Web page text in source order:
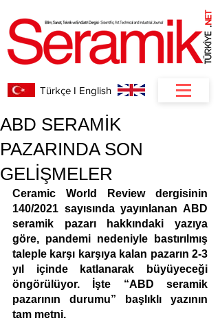
.
NET
Türkçe I English
ABD SERAMİK
PAZARINDA SON
GELİŞMELER
Ceramic World Review dergisinin
140/2021 sayısında yayınlanan ABD
seramik pazarı hakkındaki yazıya
göre, pandemi nedeniyle bastırılmış
taleple karşı karşıya kalan pazarın 2-3
yıl içinde katlanarak büyüyeceği
öngörülüyor. İşte “ABD seramik
pazarının durumu” başlıklı yazının
tam metni.